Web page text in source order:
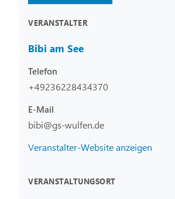
VERANSTALTER
Bibi am See
Telefon
+49236228434370
E-Mail
bibi@gs-wulfen.de
Veranstalter-Website anzeigen
VERANSTALTUNGSORT